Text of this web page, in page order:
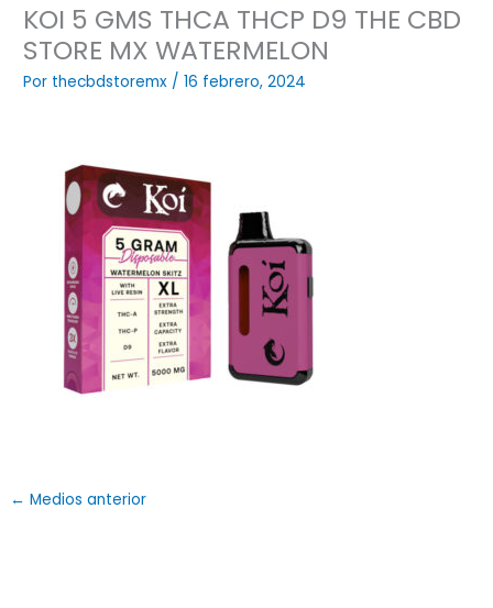
KOI 5 GMS THCA THCP D9 THE CBD
STORE MX WATERMELON
Por thecbdstoremx /16 febrero, 2024
← Medios anterior